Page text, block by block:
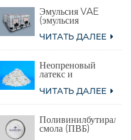
Эмульсия VAE
(эмульсия
сополимера
винилацетата и
этилена)
ЧИТАТЬ ДАЛЕЕ
Неопреновый
латекс и
хлоропреновый
ЧИТАТЬ ДАЛЕЕ
Поливинилбутиральная
смола (ПВБ)